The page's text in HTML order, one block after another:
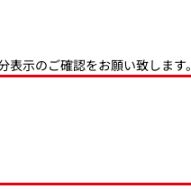
示のご確認をお願い致します。